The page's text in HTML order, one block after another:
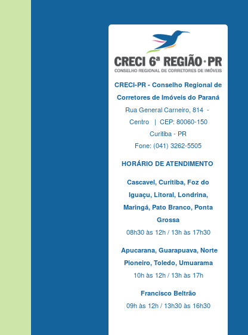
CRECI-PR - Conselho Regional de
Corretores de Imóveis do Paraná
Rua General Carneiro, 814 -
Centro | CEP: 80060-150
Curitiba - PR
Fone: (041) 3262-5505
HORÁRIO DE ATENDIMENTO
Cascavel, Curitiba, Foz do
Iguaçu, Litoral, Londrina,
Maringá, Pato Branco, Ponta
Grossa
08h30 às 12h / 13h às 17h30
Apucarana, Guarapuava, Norte
Pioneiro, Toledo, Umuarama
10h às 12h / 13h às 17h
Francisco Beltrão
09h às 12h / 13h30 às 16h30